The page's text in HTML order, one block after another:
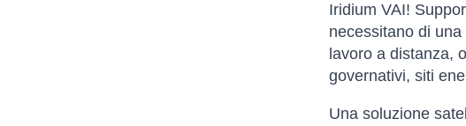
Iridium VAI!
necessitano di
lavoro a distanza,
governativi, siti
Una soluzione